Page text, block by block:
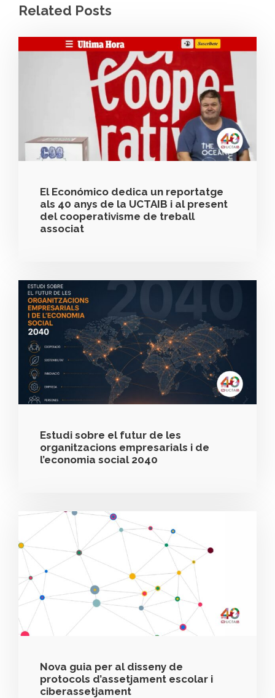
Related Posts
El Económico dedica un reportatge
als 40 anys de la UCTAIB i al present
del cooperativisme de treball
associat
Estudi sobre el futur de les
organitzacions empresarials i de
l’economia social 2040
Nova guia per al disseny de
protocols d’assetjament escolar i
ciberassetjament